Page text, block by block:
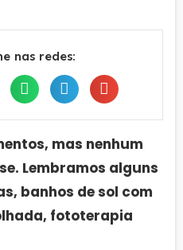
nas redes:
mas nenhum
Lembramos alguns
banhos de sol com
fototerapia